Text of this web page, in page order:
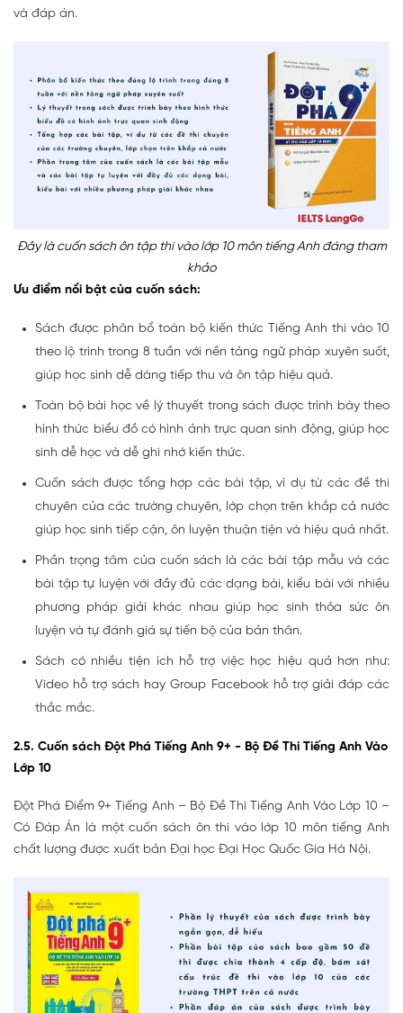
và đáp án.
Đây là cuốn sách ôn tập thi vào lớp 10 môn tiếng Anh đáng tham
khảo
Ưu điểm nổi bật của cuốn sách:
Sách được phân bổ toàn bộ kiến thức Tiếng Anh thi vào 10
theo lộ trình trong 8 tuần với nền tảng ngữ pháp xuyên suốt,
giúp học sinh dễ dàng tiếp thu và ôn tập hiệu quả.
Toàn bộ bài học về lý thuyết trong sách được trình bày theo
hình thức biểu đồ có hình ảnh trực quan sinh động, giúp học
sinh dễ học và dễ ghi nhớ kiến thức.
Cuốn sách được tổng hợp các bài tập, ví dụ từ các đề thi
chuyên của các trường chuyên, lớp chọn trên khắp cả nước
giúp học sinh tiếp cận, ôn luyện thuận tiện và hiệu quả nhất.
Phần trọng tâm của cuốn sách là các bài tập mẫu và các
bài tập tự luyện với đầy đủ các dạng bài, kiểu bài với nhiều
phương pháp giải khác nhau giúp học sinh thỏa sức ôn
luyện và tự đánh giá sự tiến bộ của bản thân.
Sách có nhiều tiện ích hỗ trợ việc học hiệu quả hơn như:
Video hỗ trợ sách hay Group Facebook hỗ trợ giải đáp các
thắc mắc.
2.5. Cuốn sách Đột Phá Tiếng Anh 9+ - Bộ Đề Thi Tiếng Anh Vào
Lớp 10
Đột Phá Điểm 9+ Tiếng Anh – Bộ Đề Thi Tiếng Anh Vào Lớp 10 –
Có Đáp Án là một cuốn sách ôn thi vào lớp 10 môn tiếng Anh
chất lượng được xuất bản Đại học Đại Học Quốc Gia Hà Nội.